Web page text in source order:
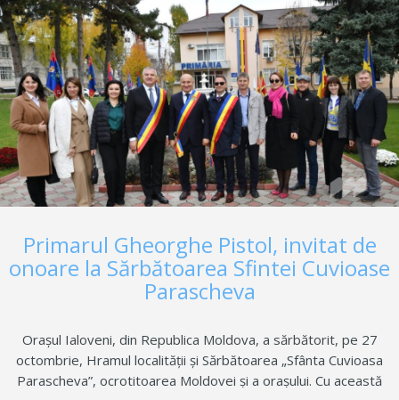
Piațeta Primăriei, unde spectacolul pregătit de Primăria
Buftea, Consiliul Județean Ilfov, Centrul Cultural Buftea și
Centrul Județean pentru Conservarea și Promovarea Culturii
Tradiționale Ilfov a deschis un nou capitol al…
Primarul Gheorghe Pistol, invitat de
onoare la Sărbătoarea Sfintei Cuvioase
Parascheva
Orașul Ialoveni, din Republica Moldova, a sărbătorit, pe 27
octombrie, Hramul localității și Sărbătoarea „Sfânta Cuvioasa
Parascheva”, ocrotitoarea Moldovei și a orașului. Cu această